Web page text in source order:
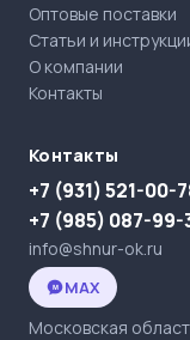
Оптовые поставки
Статьи и
О компании
Контакты
Контакты
+7 (931) 521-00-
+7 (985) 087-99-
info@shnur-ok.ru
M MAX
Московская